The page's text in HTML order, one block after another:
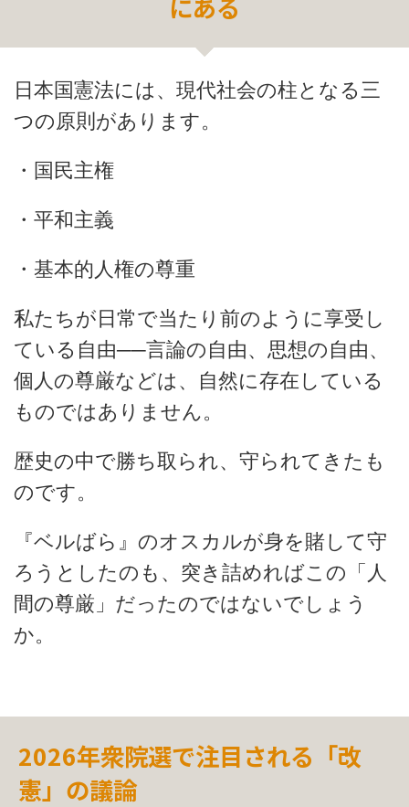
日本国憲法には、現代社会の柱となる三
つの原則があります。
・国民主権
・平和主義
・基本的人権の尊重
私たちが日常で当たり前のように享受し
ている自由──言論の自由、思想の自由、
個人の尊厳などは、自然に存在している
ものではありません。
歴史の中で勝ち取られ、守られてきたも
のです。
『ベルばら』のオスカルが身を賭して守
ろうとしたのも、突き詰めればこの「人
間の尊厳」だったのではないでしょう
か。
2026年衆院選で注目される「改
憲」の議論